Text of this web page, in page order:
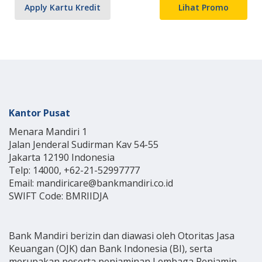
Apply Kartu Kredit Lihat Promo
Kantor Pusat
Menara Mandiri 1
Jalan Jenderal Sudirman Kav 54-55
Jakarta 12190 Indonesia
Telp: 14000, +62-21-52997777
Email: mandiricare@bankmandiri.co.id
SWIFT Code: BMRIIDJA
Bank Mandiri berizin dan diawasi oleh Otoritas Jasa
Keuangan (OJK) dan Bank Indonesia (BI), serta